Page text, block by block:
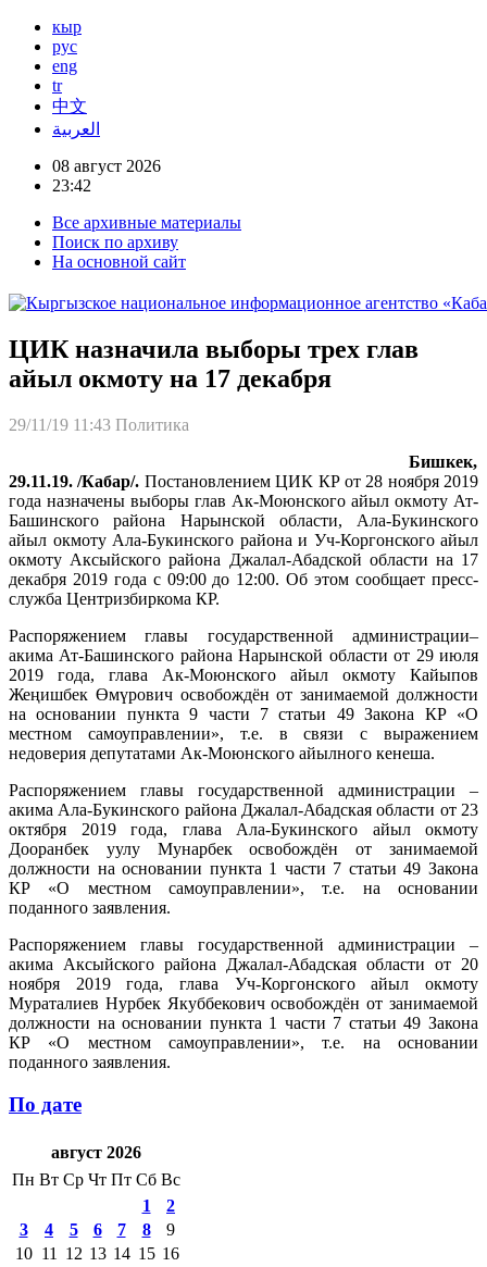
кыр
рус
eng
tr
中文
العربية
08 август 2026
23:42
Все архивные материалы
Поиск по архиву
На основной сайт
ЦИК назначила выборы трех глав
айыл окмоту на 17 декабря
29/11/19 11:43 Политика
Бишкек,
29.11.19. /Кабар/. Постановлением ЦИК КР от 28 ноября 2019
года назначены выборы глав Ак-Моюнского айыл окмоту Ат-
Башинского района Нарынской области, Ала-Букинского
айыл окмоту Ала-Букинского района и Уч-Коргонского айыл
окмоту Аксыйского района Джалал-Абадской области на 17
декабря 2019 года с 09:00 до 12:00. Об этом сообщает пресс-
служба Центризбиркома КР.
Распоряжением главы государственной администрации–
акима Ат-Башинского района Нарынской области от 29 июля
2019 года, глава Ак-Моюнского айыл окмоту Кайыпов
Жеңишбек Өмүрович освобождён от занимаемой должности
на основании пункта 9 части 7 статьи 49 Закона КР «О
местном самоуправлении», т.е. в связи с выражением
недоверия депутатами Ак-Моюнского айылного кенеша.
Распоряжением главы государственной администрации –
акима Ала-Букинского района Джалал-Абадская области от 23
октября 2019 года, глава Ала-Букинского айыл окмоту
Дооранбек уулу Мунарбек освобождён от занимаемой
должности на основании пункта 1 части 7 статьи 49 Закона
КР «О местном самоуправлении», т.е. на основании
поданного заявления.
Распоряжением главы государственной администрации –
акима Аксыйского района Джалал-Абадская области от 20
ноября 2019 года, глава Уч-Коргонского айыл окмоту
Мураталиев Нурбек Якуббекович освобождён от занимаемой
должности на основании пункта 1 части 7 статьи 49 Закона
КР «О местном самоуправлении», т.е. на основании
поданного заявления.
По дате
август 2026
Пн Вт Ср Чт Пт Сб Вс
1
2
3
4 5 6 7 8
9
10 11 12 13 14 15 16